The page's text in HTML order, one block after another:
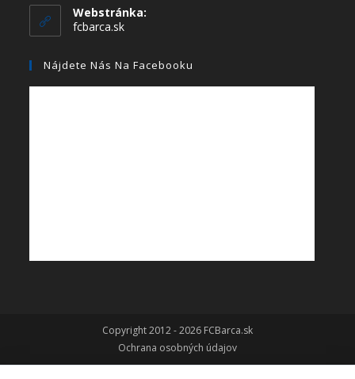
Webstránka:
fcbarca.sk
Nájdete Nás Na Facebooku
Copyright 2012 - 2026 FCBarca.sk
Ochrana osobných údajov